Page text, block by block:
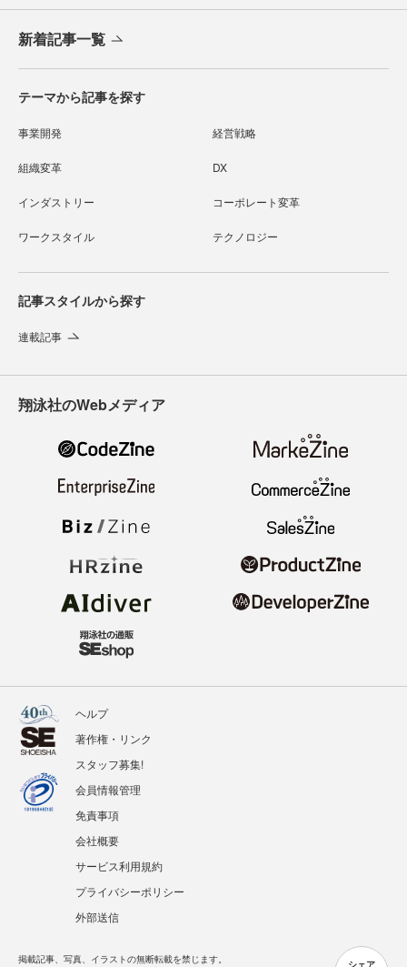
シェア
新着記事一覧
テーマから記事を探す
事業開発 経営戦略
組織変革 DX
インダストリー コーポレート変革
ワークスタイル テクノロジー
記事スタイルから探す
連載記事
翔泳社のWebメディア
ヘルプ
著作権・リンク
スタッフ募集!
会員情報管理
免責事項
会社概要
サービス利用規約
プライバシーポリシー
外部送信
掲載記事、写真、イラストの無断転載を禁じます。